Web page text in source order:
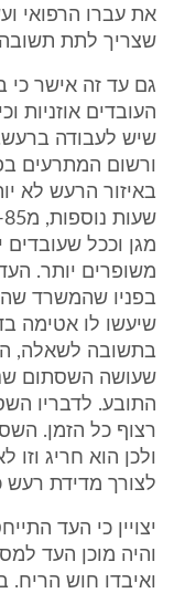
את עברו הרפואי
שצריך לתת
גם עד זה אישר כי
העובדים אוזניות
שיש לעבודה ברעש.
ורשום המתרעים
מגן וככל שעובדים
משופרים יותר.
בפניו שהמשרד
שיעשו לו אטימה
בתשובה לשאלה,
שעושה השסתום
התובע. לדבריו
רצוף כל הזמן.
ולכן הוא חריג
לצורך מדידת רעש
יצויין כי העד
והיה מוכן העד
ואיבדו חוש